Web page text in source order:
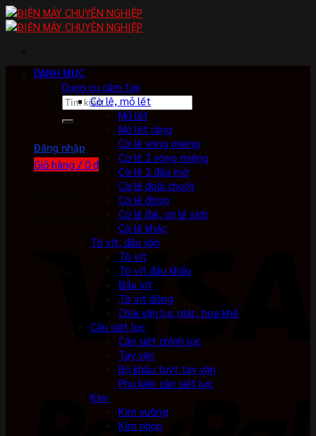
Skip
to
Tìm
kiếm:
Đăng nhập
Giỏ hàng /0 ₫
No products in the cart.
DANH MỤC
Dụng cụ cầm tay
Cờ lê, mỏ lết
Mỏ lết
Mỏ lết răng
Cờ lê vòng miệng
Cờ lê 2 vòng miệng
Cờ lê 2 đầu mở
Cờ lê đuôi chuột
Cờ lê đóng
Cờ lê đai, cờ lê xích
Cờ lê khác
Tô vít, đầu vặn
Tô vít
Tô vít đầu khẩu
Đầu vít
Tô vít đóng
Chìa vặn lục giác, hoa khế
Cần siết lực
Cần siết chỉnh lực
Tay vặn
Bộ khẩu tuýt tay vặn
Phụ kiện cần siết lực
Kìm
Kìm vuông
Kìm nhọn